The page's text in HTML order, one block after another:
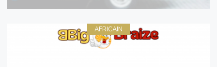
AFRICAIN